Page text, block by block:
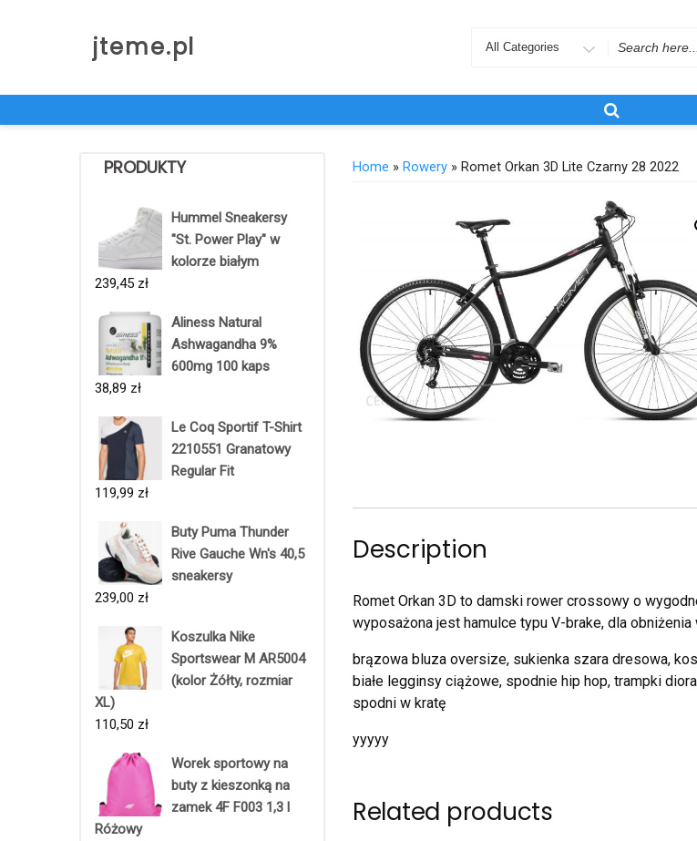
jteme.pl
Search
PRODUKTY
Hummel Sneakersy
"St. Power Play" w
kolorze białym
239,45 zł
Aliness Natural
Ashwagandha 9%
600mg 100 kaps
38,89 zł
Le Coq Sportif T-Shirt
2210551 Granatowy
Regular Fit
119,99 zł
Buty Puma Thunder
Rive Gauche Wn's 40,5
sneakersy
239,00 zł
Koszulka Nike
Sportswear M AR5004
(kolor Żółty, rozmiar
XL)
110,50 zł
Worek sportowy na
buty z kieszonką na
zamek 4F F003 1,3 l
Różowy
Home » Rowery » Romet Orkan 3D Lite Czarny 28 2022
Description
Romet Orkan 3D to damski rower crossowy o
wyposażona jest hamulce typu V-brake, dla
brązowa bluza oversize, sukienka szara dresowa,
białe legginsy ciążowe, spodnie hip hop, trampki
spodni w kratę
yyyyy
Related products